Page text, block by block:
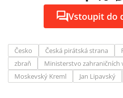
Vstoupit do
Česko Česká pirátská strana
zbraň
Ministerstvo zahraničních
Moskevský Kreml
Jan Lipavský